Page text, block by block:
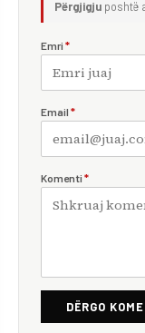
Përgjigju poshtë
Emri *
Email *
Komenti *
DËRGO